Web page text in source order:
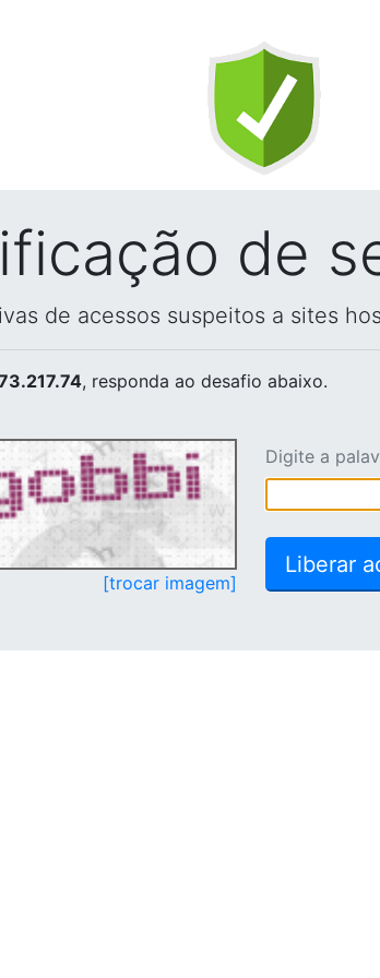
de
de acessos suspeitos a sites
, responda ao desafio abaixo.
[trocar imagem]
Digite a